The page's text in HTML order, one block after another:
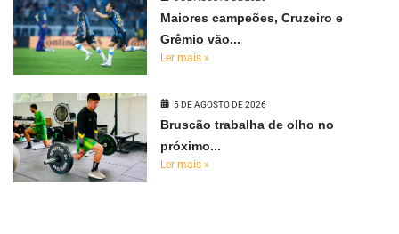
Maiores campeões, Cruzeiro e
Grêmio vão...
Ler mais »
5 DE AGOSTO DE 2026
Bruscão trabalha de olho no
próximo...
Ler mais »